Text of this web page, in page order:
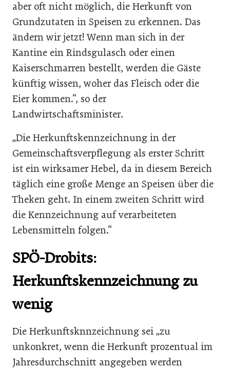
aber oft nicht möglich, die Herkunft von
Grundzutaten in Speisen zu erkennen. Das
ändern wir jetzt! Wenn man sich in der
Kantine ein Rindsgulasch oder einen
Kaiserschmarren bestellt, werden die Gäste
künftig wissen, woher das Fleisch oder die
Eier kommen.“, so der
Landwirtschaftsminister.
„Die Herkunftskennzeichnung in der
Gemeinschaftsverpflegung als erster Schritt
ist ein wirksamer Hebel, da in diesem Bereich
täglich eine große Menge an Speisen über die
Theken geht. In einem zweiten Schritt wird
die Kennzeichnung auf verarbeiteten
Lebensmitteln folgen.“
SPÖ-Drobits:
Herkunftskennzeichnung zu
wenig
Die Herkunftsknnzeichnung sei „zu
unkonkret, wenn die Herkunft prozentual im
Jahresdurchschnitt angegeben werden